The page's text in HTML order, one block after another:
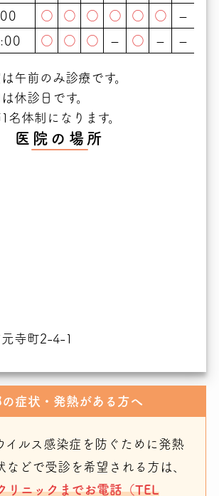
○ ○ ○ ○ ○ ○
–
○ ○ ○ – ○ – –
午前のみ診療です。
休診日です。
体制になります。
医院の場所
寺町2-4-1
の症状・発熱がある方へ
イルス感染症を防ぐために発熱
などで受診を希望される方は、
リニックまでお電話（TEL